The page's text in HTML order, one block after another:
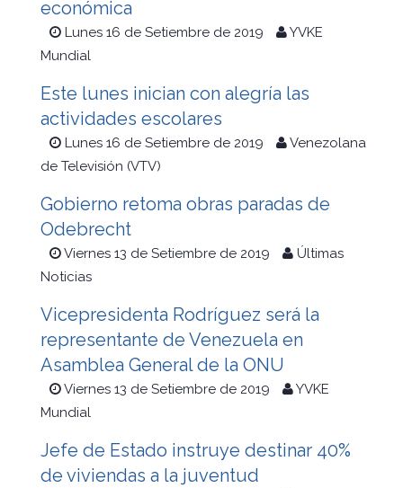
económica
Lunes 16 de Setiembre de 2019
YVKE
Mundial
Este lunes inician con alegría las
actividades escolares
Lunes 16 de Setiembre de 2019
Venezolana
de Televisión (VTV)
Gobierno retoma obras paradas de
Odebrecht
Viernes 13 de Setiembre de 2019
Últimas
Noticias
Vicepresidenta Rodríguez será la
representante de Venezuela en
Asamblea General de la ONU
Viernes 13 de Setiembre de 2019
YVKE
Mundial
Jefe de Estado instruye destinar 40%
de viviendas a la juventud